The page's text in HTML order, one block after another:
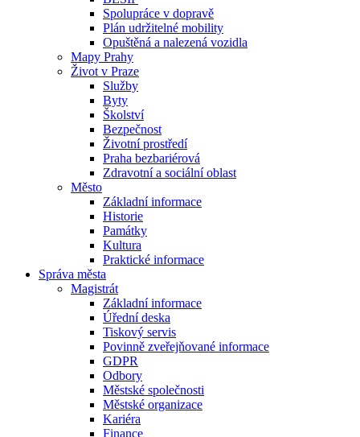
Spolupráce v dopravě
Plán udržitelné mobility
Opuštěná a nalezená vozidla
Mapy Prahy
Život v Praze
Služby
Byty
Školství
Bezpečnost
Životní prostředí
Praha bezbariérová
Zdravotní a sociální oblast
Město
Základní informace
Historie
Památky
Kultura
Praktické informace
Správa města
Magistrát
Základní informace
Úřední deska
Tiskový servis
Povinně zveřejňované informace
GDPR
Odbory
Městské společnosti
Městské organizace
Kariéra
Finance